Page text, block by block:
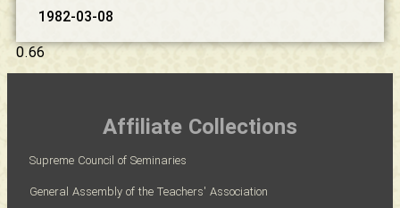
1982-03-08
Affiliate Collections
Supreme Council of Seminaries
General Assembly of the Teachers' Association